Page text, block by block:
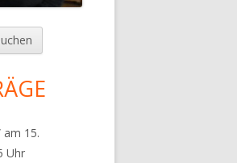
am 15.
Uhr